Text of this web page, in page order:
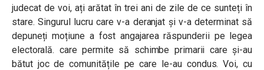
judecat de voi, ați arătat în trei ani de zile de ce sunteți în
stare. Singurul lucru care v-a deranjat și v-a determinat să
depuneți moțiune a fost angajarea răspunderii pe legea
electorală. care permite să schimbe primarii care și-au
bătut joc de comunitățile pe care le-au condus. Voi, cu